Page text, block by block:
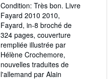
of
5
stars
Condition: Très bon. Livre
Fayard 2010 2010,
Fayard, in-8 broché de
324 pages, couverture
rempliée illustrée par
Hélène Crochemore,
nouvelles traduites de
l'allemand par Alain